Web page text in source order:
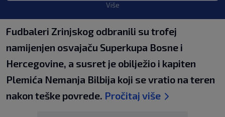
Više
Fudbaleri Zrinjskog odbranili su trofej
namijenjen osvajaču Superkupa Bosne i
Hercegovine, a susret je obilježio i kapiten
Plemića Nemanja Bilbija koji se vratio na teren
nakon teške povrede. Pročitaj više